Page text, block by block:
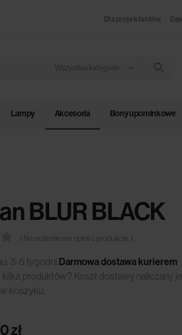
Dla projektantów
Wszystkie kategorie
Lampy Akcesoria Bony upominkowe
BLUR BLACK
( Na razie nie ma opinii o produkcie. )
3-5 tygodni.Darmowa dostawa kurierem
kilka produktów? Koszt dostawy naliczany
koszyku.
zł